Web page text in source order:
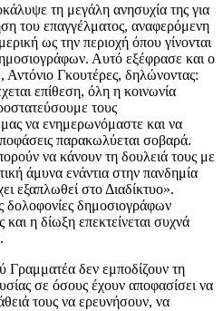
τη μεγάλη ανησυχία της για
του επαγγέλματος, αναφερόμενη
ως την περιοχή όπου γίνονται
Αυτό εξέφρασε και ο
Γκουτέρες, δηλώνοντας:
επίθεση, όλη η κοινωνία
τους
να ενημερωνόμαστε και να
παρακωλύεται σοβαρά.
να κάνουν τη δουλειά τους με
άμυνα ενάντια στην πανδημία
εξαπλωθεί στο Διαδίκτυο».
δολοφονίες δημοσιογράφων
και η δίωξη επεκτείνεται συχνά
Γραμματέα δεν εμποδίζουν τη
σε όσους έχουν αποφασίσει να
τους να ερευνήσουν, να